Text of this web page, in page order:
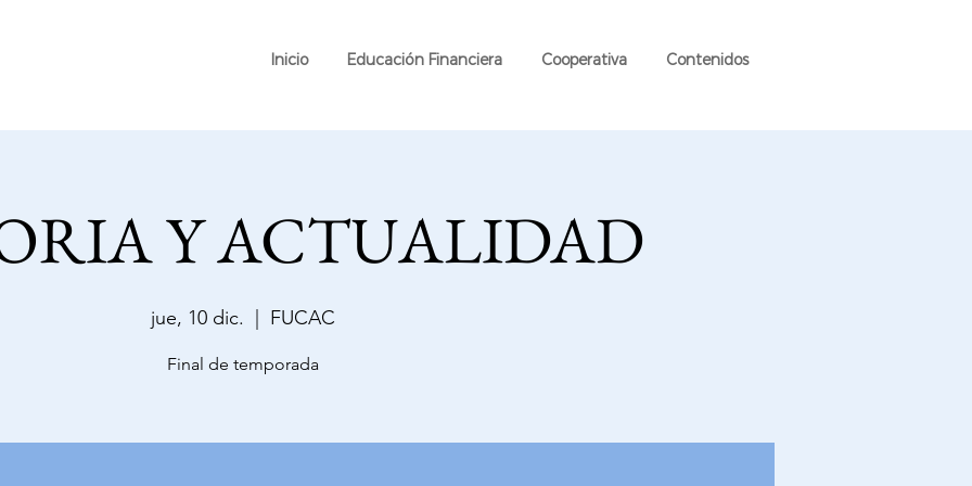
Inicio Educación Financiera Cooperativa Contenidos
Y ACTUALIDAD
jue, 10 dic. FUCAC
Final de temporada